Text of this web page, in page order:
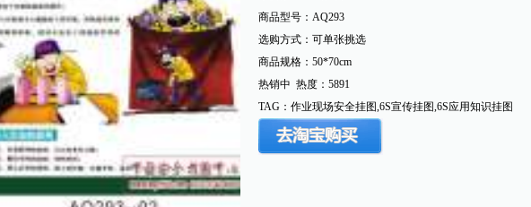
商品型号：AQ293
选购方式：可单张挑选
商品规格：50*70cm
热销中 热度：5891
TAG：作业现场安全挂图,6S宣传挂图,6S应用知识挂图